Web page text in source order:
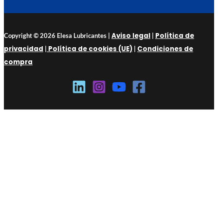
Copyright © 2026 Elesa Lubricantes | Aviso legal Política de
privacidad
Política de cookies (UE) Condiciones de
compra